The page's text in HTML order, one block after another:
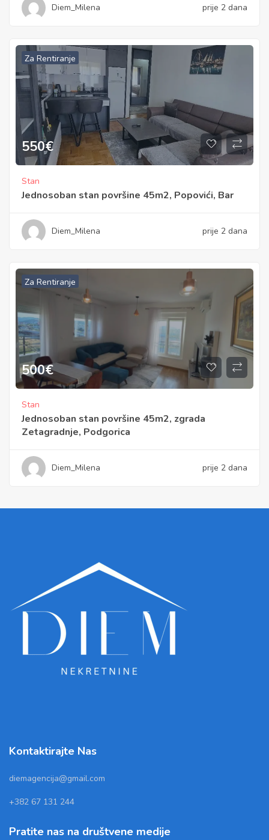
Diem_Milena prije 2 dana
Za Rentiranje
550€
Stan
Jednosoban stan površine 45m2, Popovići, Bar
Diem_Milena prije 2 dana
Za Rentiranje
500€
Stan
Jednosoban stan površine 45m2, zgrada
Zetagradnje, Podgorica
Diem_Milena prije 2 dana
Kontaktirajte Nas
diemagencija@gmail.com
+382 67 131 244
Pratite nas na društvene medije